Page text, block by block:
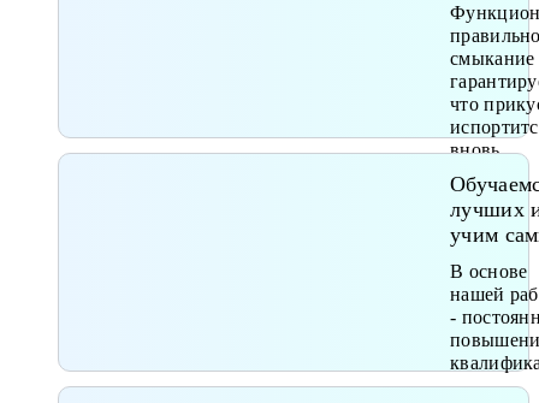
смыкание
что
вновь
лучших
учим
В основе
нашей
-